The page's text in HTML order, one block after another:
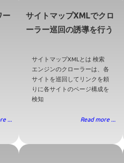
ー
...
サイトマップXMLでクロ
ーラー巡回の誘導を行う
サイトマップXMLとは 検索
エンジンのクローラーは、各
サイトを巡回してリンクを頼
りに各サイトのページ構成を
検知
Read more ...